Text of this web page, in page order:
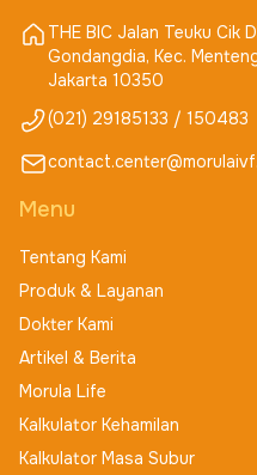
THE BIC Jalan Teuku Cik
Gondangdia, Kec.
Jakarta 10350
(021) 29185133 / 150483
Menu
Tentang Kami
Produk & Layanan
Dokter Kami
Artikel & Berita
Morula Life
Kalkulator Kehamilan
Kalkulator Masa Subur